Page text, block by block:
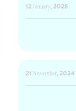
12 January, 2025
21 November, 2024